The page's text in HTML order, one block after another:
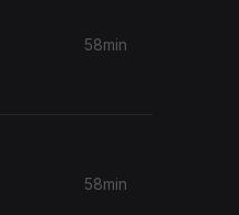
58min
58min